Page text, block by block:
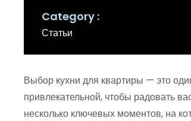
Category
Статьи
Выбор кухни для квартиры — это
привлекательной, чтобы радовать
несколько ключевых моментов, на